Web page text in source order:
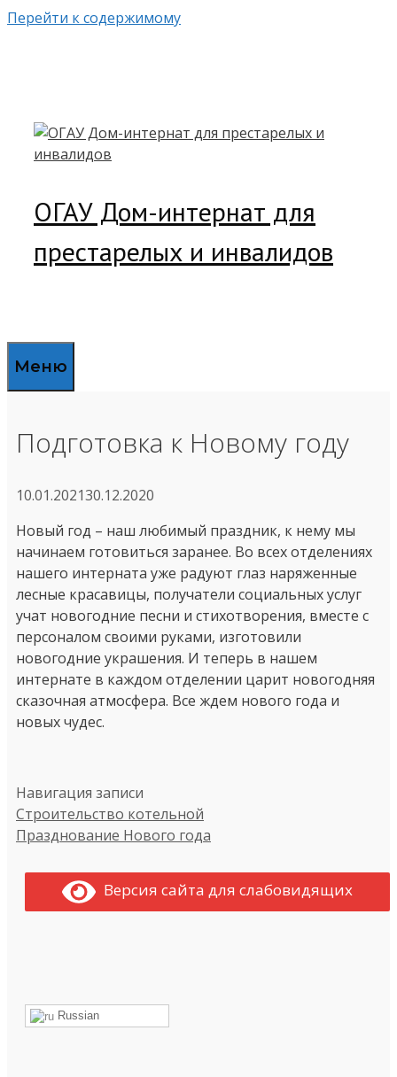
Перейти к содержимому
ОГАУ Дом-интернат для
престарелых и инвалидов
Меню
Подготовка к Новому году
10.01.202130.12.2020
Новый год – наш любимый праздник, к нему мы
начинаем готовиться заранее. Во всех отделениях
нашего интерната уже радуют глаз наряженные
лесные красавицы, получатели социальных услуг
учат новогодние песни и стихотворения, вместе с
персоналом своими руками, изготовили
новогодние украшения. И теперь в нашем
интернате в каждом отделении царит новогодняя
сказочная атмосфера. Все ждем нового года и
новых чудес.
Навигация записи
Строительство котельной
Празднование Нового года
Версия сайта для слабовидящих
Russian